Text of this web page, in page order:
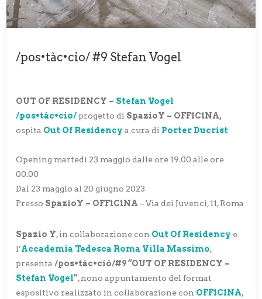
/pos•tàc•cio/ #9 Stefan Vogel
OUT OF RESIDENCY – Stefan Vogel
/pos•tàc•cio/ progetto di SpazioY – OFF1C1NA,
ospita Out Of Residency a cura di Porter Ducrist
Opening martedì 23 maggio dalle ore 19.00 alle ore
00.00
Dal 23 maggio al 20 giugno 2023
Presso SpazioY – OFF1C1NA – Via dei Juvenci, 11, Roma
Spazio Y, in collaborazione con Out Of Residency e
l’Accademia Tedesca Roma Villa Massimo,
presenta /pos•tàc•ciò/#9 “OUT OF RESIDENCY –
Stefan Vogel”, nono appuntamento del format
espositivo realizzato in collaborazione con OFF1C1NA,